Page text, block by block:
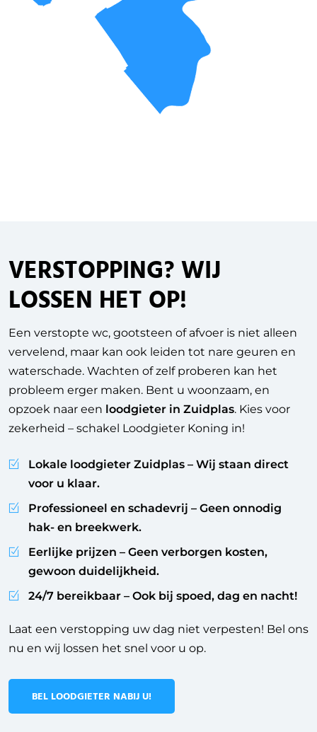
VERSTOPPING? WIJ
LOSSEN HET OP!
Een verstopte wc, gootsteen of afvoer is niet alleen
vervelend, maar kan ook leiden tot nare geuren en
waterschade. Wachten of zelf proberen kan het
probleem erger maken. Bent u woonzaam, en
opzoek naar een loodgieter in Zuidplas. Kies voor
zekerheid – schakel Loodgieter Koning in!
Lokale loodgieter Zuidplas – Wij staan direct
voor u klaar.
Professioneel en schadevrij – Geen onnodig
hak- en breekwerk.
Eerlijke prijzen – Geen verborgen kosten,
gewoon duidelijkheid.
24/7 bereikbaar – Ook bij spoed, dag en nacht!
Laat een verstopping uw dag niet verpesten! Bel ons
nu en wij lossen het snel voor u op.
BEL LOODGIETER NABIJ U!